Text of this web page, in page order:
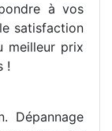
à vos
satisfaction
meilleur prix
!
Dépannage